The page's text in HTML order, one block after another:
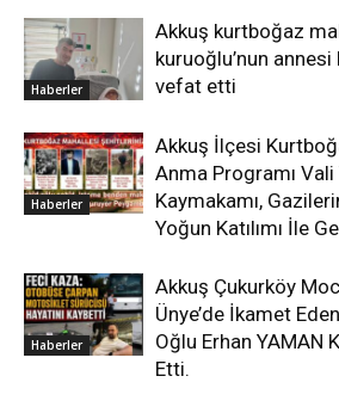
Haberler
Akkuş kurtboğaz
kuruoğlu’nun
vefat etti
Haberler
Akkuş İlçesi
Anma Programı Vali
Kaymakamı,
Yoğun Katılımı İle
Haberler
Akkuş Çukurköy
Ünye’de İkamet
Oğlu Erhan YAMAN
Etti.